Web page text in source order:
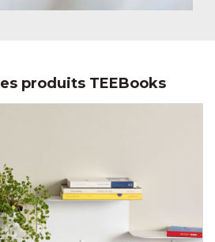
produits TEEBooks